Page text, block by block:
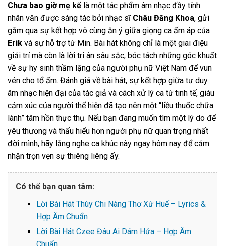
Chưa bao giờ mẹ kể là một tác phẩm âm nhạc đầy tính
nhân văn được sáng tác bởi nhạc sĩ Châu Đăng Khoa, gửi
gắm qua sự kết hợp vô cùng ăn ý giữa giọng ca ấm áp của
Erik và sự hỗ trợ từ Min. Bài hát không chỉ là một giai điệu
giải trí mà còn là lời tri ân sâu sắc, bóc tách những góc khuất
về sự hy sinh thầm lặng của người phụ nữ Việt Nam để vun
vén cho tổ ấm. Đánh giá về bài hát, sự kết hợp giữa tư duy
âm nhạc hiện đại của tác giả và cách xử lý ca từ tinh tế, giàu
cảm xúc của người thể hiện đã tạo nên một “liều thuốc chữa
lành” tâm hồn thực thụ. Nếu bạn đang muốn tìm một lý do để
yêu thương và thấu hiểu hơn người phụ nữ quan trọng nhất
đời mình, hãy lắng nghe ca khúc này ngay hôm nay để cảm
nhận trọn vẹn sự thiêng liêng ấy.
Có thể bạn quan tâm:
Lời Bài Hát Thùy Chi Nàng Thơ Xứ Huế – Lyrics &
Hợp Âm Chuẩn
Lời Bài Hát Czee Đâu Ai Dám Hứa – Hợp Âm